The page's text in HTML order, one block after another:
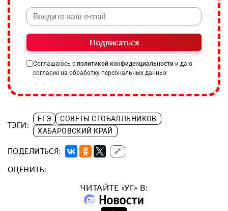
Подписаться
Соглашаюсь с политикой конфиденциальности и даю
согласие на обработку персональных данных
ТЭГИ:
ЕГЭ
СОВЕТЫ СТОБАЛЛЬНИКОВ
ХАБАРОВСКИЙ КРАЙ
ПОДЕЛИТЬСЯ: 🔗
ОЦЕНИТЬ:
ЧИТАЙТЕ «УГ» В: